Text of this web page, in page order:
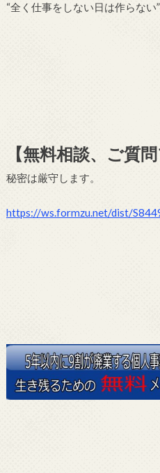
“全く仕事をしない日は作らない
【無料相談、ご質
秘密は厳守します。
https://ws.formzu.net/dist/